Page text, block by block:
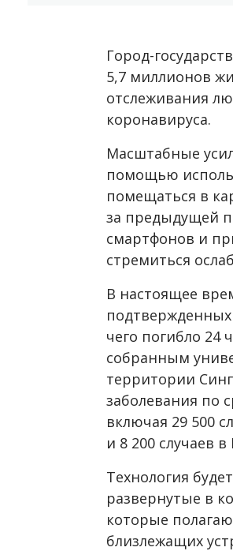
Город-
5,7 миллионов
отслеживания
коронавируса.
Масштабные
помощью
помещаться в
за предыдущей
смартфонов и
стремиться
В настоящее
чего погибло 24
собранным
территории
заболевания по
включая 29 500
и 8 200 случаев
Технология
развернутые в
которые
близлежащих